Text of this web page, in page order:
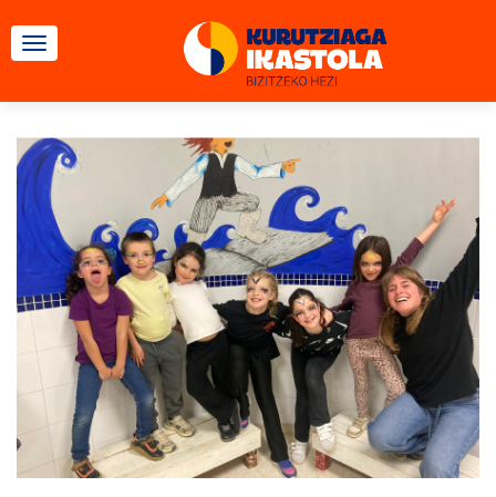
TOGGLE NAVIGATION